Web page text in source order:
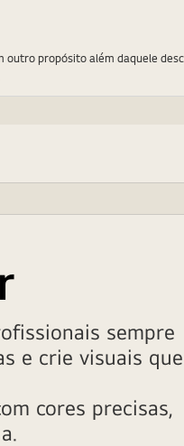
sempre
e crie visuais que
cores precisas,
outro propósito além daquele